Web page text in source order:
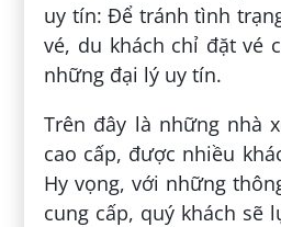
uy tín: Để tránh tình
vé, du khách chỉ đặt vé
những đại lý uy tín.
Trên đây là những nhà
cao cấp, được nhiều
Hy vọng, với những
cung cấp, quý khách sẽ